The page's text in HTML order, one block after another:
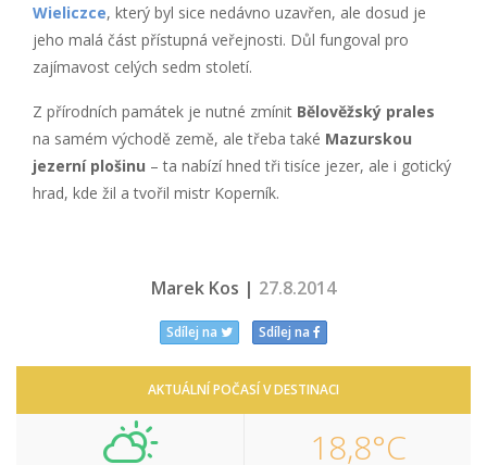
Wieliczce, který byl sice nedávno uzavřen, ale dosud je
jeho malá část přístupná veřejnosti. Důl fungoval pro
zajímavost celých sedm století.
Z přírodních památek je nutné zmínit Bělověžský prales
na samém východě země, ale třeba také Mazurskou
jezerní plošinu – ta nabízí hned tři tisíce jezer, ale i gotický
hrad, kde žil a tvořil mistr Koperník.
Marek Kos | 27.8.2014
Sdílej na Sdílej na
AKTUÁLNÍ POČASÍ V DESTINACI
18,8°C